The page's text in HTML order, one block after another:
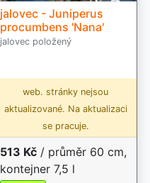
jalovec - Juniperus
procumbens 'Nana'
jalovec položený
web. stránky nejsou
aktualizované. Na aktualizaci
se pracuje.
513 Kč / průměr 60 cm,
kontejner 7,5 l